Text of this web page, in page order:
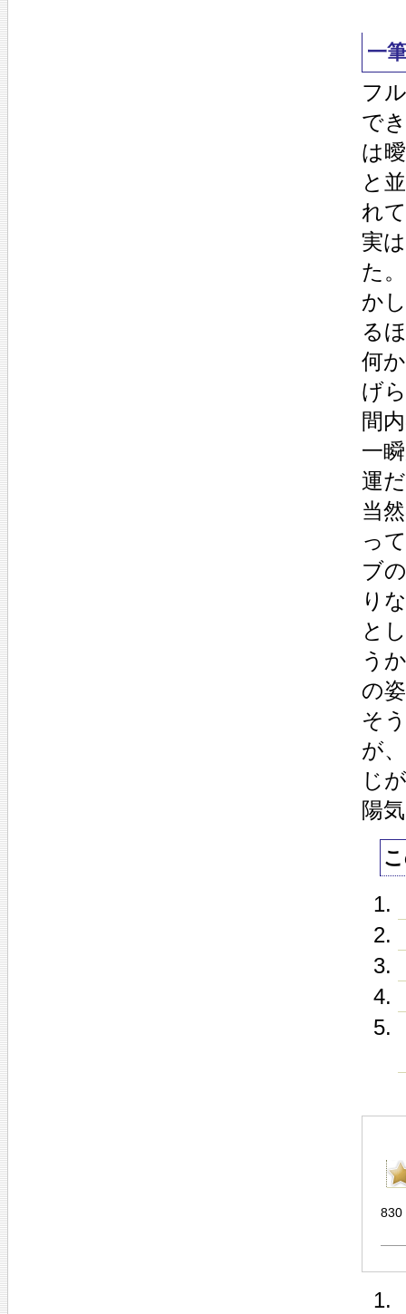
一
フ
で
は
と
れ
実
た
か
る
何
げ
間
一
運
当
っ
ブ
り
と
う
の
そ
が
じ
陽
830